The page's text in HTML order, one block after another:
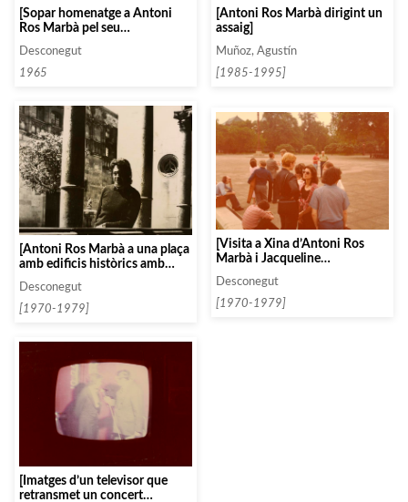
[Sopar homenatge a Antoni
Ros Marbà pel seu
de l’ORTVE a l’Hotel
Diplomàtic, amb la presència
Desconegut
1965
[Antoni Ros Marbà dirigint un
assaig]
Muñoz, Agustín
[1985-1995]
[Antoni Ros Marbà a una plaça
amb edificis històrics amb
pilars]
Desconegut
[1970-1979]
[Visita a Xina d’Antoni Ros
Marbà i Jacqueline
Desconegut
[1970-1979]
[Imatges d’un televisor que
retransmet un concert